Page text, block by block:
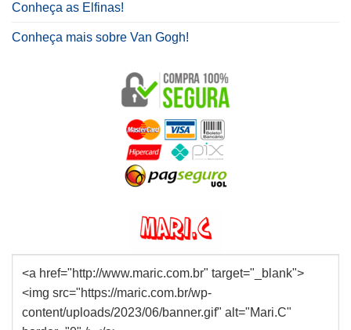
Conheça as Elfinas!
Conheça mais sobre Van Gogh!